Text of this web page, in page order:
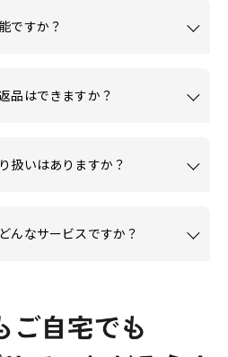
ですか？
品はできますか？
扱いはありますか？
んなサービスですか？